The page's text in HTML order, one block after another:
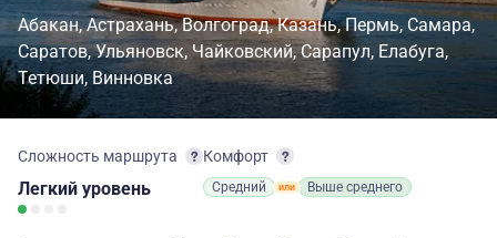
Абакан Астрахань Волгоград Казань Пермь Самара
Саратов Ульяновск Чайковский Сарапул Елабуга
Тетюши Винновка
Сложность маршрута
Легкий уровень
Комфорт
Средний Выше среднего